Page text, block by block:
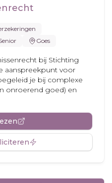
Goes
bij Stichting
aanspreekpunt voor
je bij complexe
onroerend goed) en